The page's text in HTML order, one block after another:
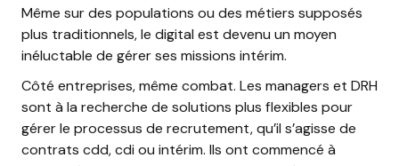
Même sur des populations ou des métiers supposés
plus traditionnels, le digital est devenu un moyen
inéluctable de gérer ses missions intérim.
Côté entreprises, même combat. Les managers et DRH
sont à la recherche de solutions plus flexibles pour
gérer le processus de recrutement, qu’il s’agisse de
contrats cdd, cdi ou intérim. Ils ont commencé à